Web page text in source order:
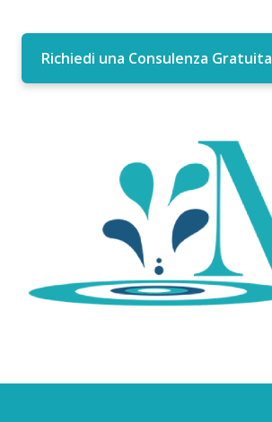
Richiedi una Consulenza Gratuita